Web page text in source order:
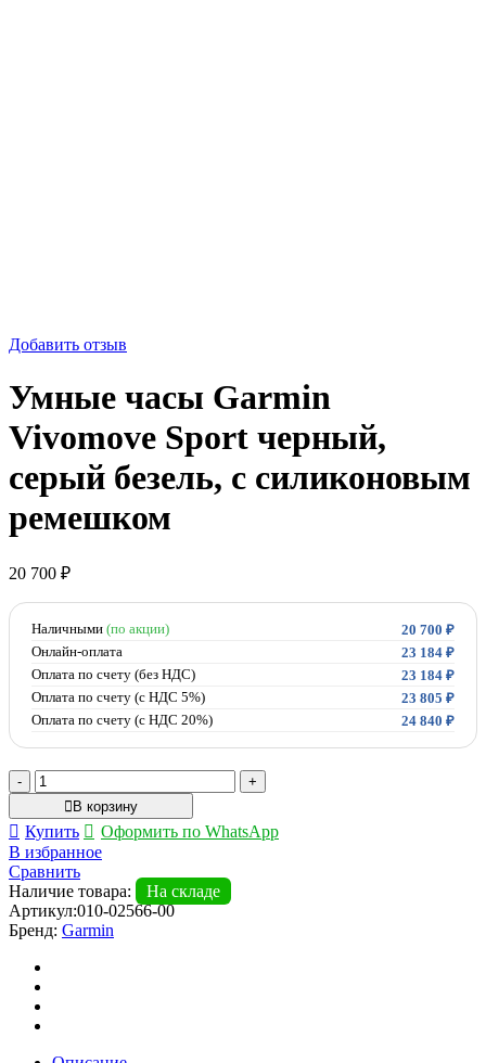
Добавить отзыв
Умные часы Garmin
Vivomove Sport черный,
серый безель, с силиконовым
ремешком
20 700 ₽
Наличными (по акции) 20 700 ₽
Онлайн-оплата
23 184 ₽
Оплата по счету (без НДС)
23 184 ₽
Оплата по счету (с НДС 5%)
23 805 ₽
Оплата по счету (с НДС 20%)
24 840 ₽
Количество
товара
Умные
часы
Garmin
Vivomove
Sport
черный,
серый
с
силиконовым
ремешком
В корзину
Купить
Оформить по WhatsApp
В избранное
Сравнить
Наличие товара:
На складе
Артикул:010-02566-00
Бренд: Garmin